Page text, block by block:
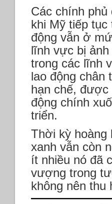
Các chính phủ
khi Mỹ tiếp tục
động vẫn ở
lĩnh vực bị
trong các lĩnh
lao động chân
hạn chế, được
động chính
triển.
Thời kỳ hoàng
xanh vẫn còn
ít nhiều nó đã
vượng trong
không nên thu